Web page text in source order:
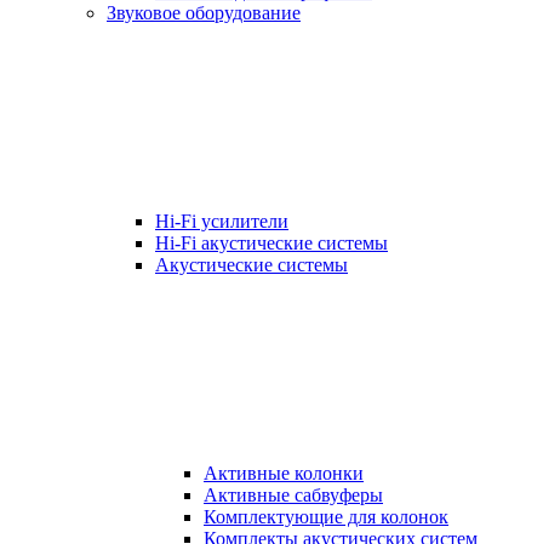
Звуковое оборудование
Hi-Fi усилители
Hi-Fi акустические системы
Акустические системы
Активные колонки
Активные сабвуферы
Комплектующие для колонок
Комплекты акустических систем